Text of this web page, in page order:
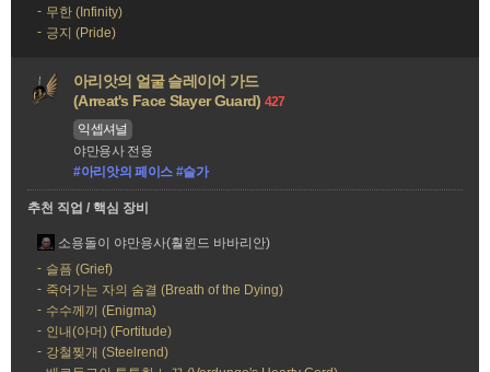
무한 (Infinity)
긍지 (Pride)
아리앗의 얼굴 슬레이어 가드
(Arreat's Face Slayer Guard) 427
익셉셔널
야만용사 전용
#아리앗의 페이스 #슬가
추천 직업 / 핵심 장비
소용돌이 야만용사(훨윈드 바바리안)
슬픔 (Grief)
죽어가는 자의 숨결 (Breath of the Dying)
수수께끼 (Enigma)
인내(아머) (Fortitude)
강철찢개 (Steelrend)